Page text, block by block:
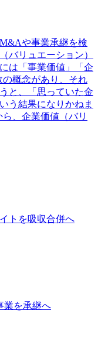
や事業承継を検
バリュエーション）
は「事業価値」「企
概念があり、それ
と、「思っていた金
う結果になりかねま
、企業価値（バリ
トを吸収合併へ
業を承継へ